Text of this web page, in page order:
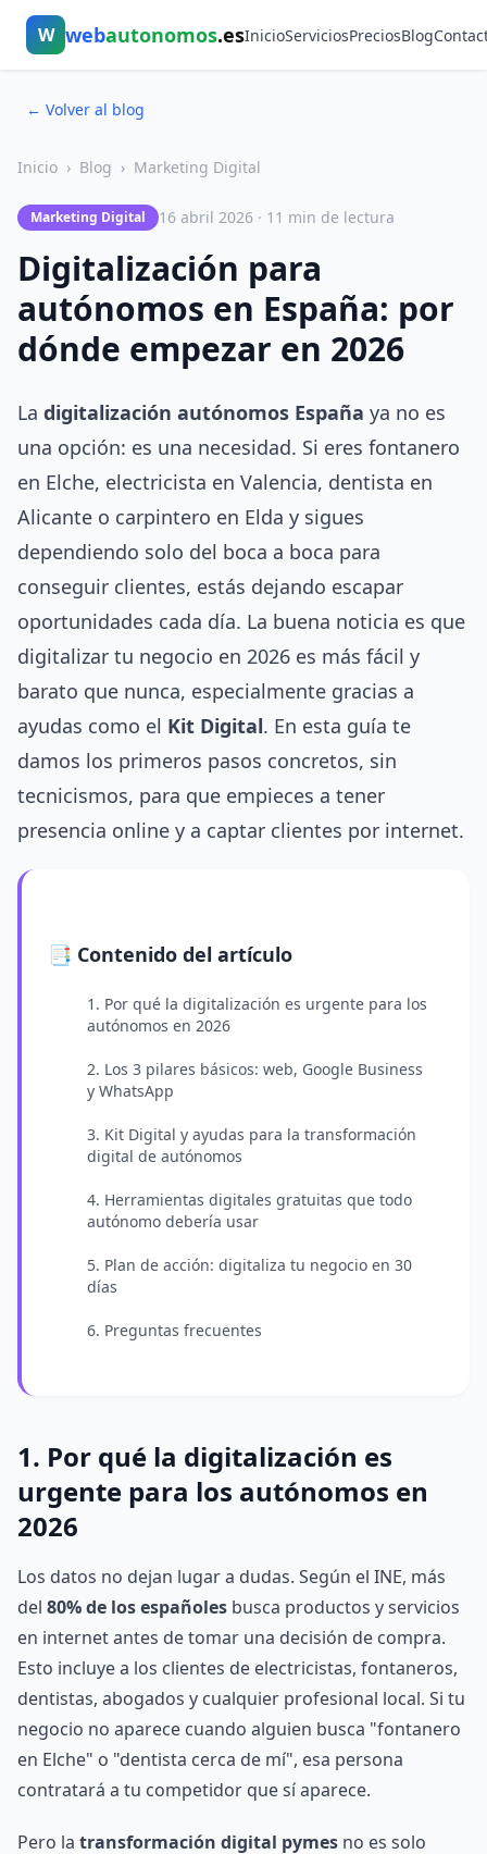
W webautonomos.esInicioServiciosPreciosBlog
← Volver al blog
Inicio › Blog › Marketing Digital
Marketing Digital 16 abril 2026 · 11 min de lectura
Digitalización para
autónomos en España: por
dónde empezar en 2026
La digitalización autónomos España ya no es
una opción: es una necesidad. Si eres fontanero
en Elche, electricista en Valencia, dentista en
Alicante o carpintero en Elda y sigues
dependiendo solo del boca a boca para
conseguir clientes, estás dejando escapar
oportunidades cada día. La buena noticia es que
digitalizar tu negocio en 2026 es más fácil y
barato que nunca, especialmente gracias a
ayudas como el Kit Digital. En esta guía te
damos los primeros pasos concretos, sin
tecnicismos, para que empieces a tener
presencia online y a captar clientes por internet.
📑 Contenido del artículo
1. Por qué la digitalización es urgente para los
autónomos en 2026
2. Los 3 pilares básicos: web, Google Business
y WhatsApp
3. Kit Digital y ayudas para la transformación
digital de autónomos
4. Herramientas digitales gratuitas que todo
autónomo debería usar
5. Plan de acción: digitaliza tu negocio en 30
días
6. Preguntas frecuentes
1. Por qué la digitalización es
urgente para los autónomos en
2026
Los datos no dejan lugar a dudas. Según el INE, más
del 80% de los españoles busca productos y servicios
en internet antes de tomar una decisión de compra.
Esto incluye a los clientes de electricistas, fontaneros,
dentistas, abogados y cualquier profesional local. Si tu
negocio no aparece cuando alguien busca "fontanero
en Elche" o "dentista cerca de mí", esa persona
contratará a tu competidor que sí aparece.
Pero la transformación digital pymes no es solo